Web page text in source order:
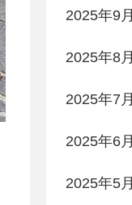
2025年9月
2025年8月
2025年7月
2025年6月
2025年5月